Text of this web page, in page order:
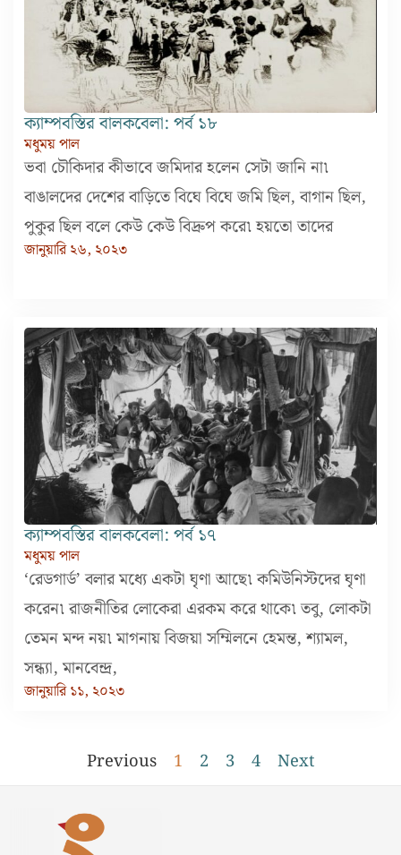
ক্যাম্পবস্তির বালকবেলা: পর্ব ১৮
মধুময় পাল
ভবা চৌকিদার কীভাবে জমিদার হলেন সেটা জানি না৷
বাঙালদের দেশের বাড়িতে বিঘে বিঘে জমি ছিল, বাগান ছিল,
পুকুর ছিল বলে কেউ কেউ বিদ্রুপ করে৷ হয়তো তাদের
জানুয়ারি ২৬, ২০২৩
ক্যাম্পবস্তির বালকবেলা: পর্ব ১৭
মধুময় পাল
‘রেডগার্ড’ বলার মধ্যে একটা ঘৃণা আছে৷ কমিউনিস্টদের ঘৃণা
করেন৷ রাজনীতির লোকেরা এরকম করে থাকে৷ তবু, লোকটা
তেমন মন্দ নয়৷ মাগনায় বিজয়া সম্মিলনে হেমন্ত, শ্যামল,
সন্ধ্যা, মানবেন্দ্র,
জানুয়ারি ১১, ২০২৩
Previous 1 2 3 4 Next